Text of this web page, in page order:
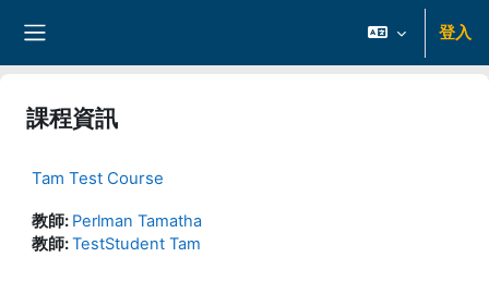
登入
課程資訊
Tam Test Course
教師: Perlman Tamatha
教師:TestStudent Tam